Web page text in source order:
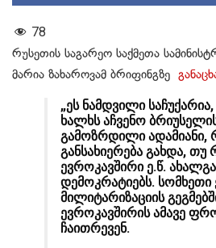
78
რუსეთის საგარეო საქმეთა
მარია ზახაროვამ ბრიფინგზე
„ეს ნამდვილი
ხალხს აჩვენო
გამოზრდილი ადამიანი,
განსახიერება გახდა,
ევროკავშირი ე.წ.
დემოკრატიებს. სომხეთი
მილიტარიზაციის
ევროკავშირის ამავე
ჩაითრევენ.